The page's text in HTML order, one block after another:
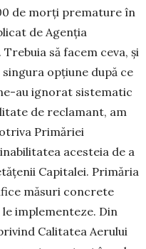
de morți premature în
de Agenția
să facem ceva, și
opțiune după ce
au ignorat sistematic
de reclamant, am
Primăriei
acesteia de a
Capitalei. Primăria
măsuri concrete
implementeze. Din
Calita­tea Aerului